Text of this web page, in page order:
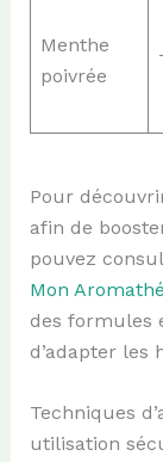
Menthe
poivrée
Pour
afin de
pouvez
Mon
des formules
d’adapter les
Techniques
utilisation